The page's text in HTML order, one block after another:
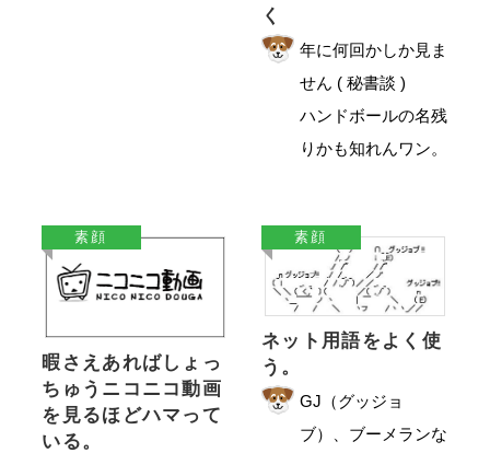
く
年に何回かしか見ま
せん ( 秘書談 )
ハンドボールの名残
りかも知れんワン。
素顔
暇さえあればしょっ
ちゅうニコニコ動画
を見るほどハマって
いる。
素顔
ネット用語をよく使
う。
GJ（グッジョ
ブ）、ブーメランな